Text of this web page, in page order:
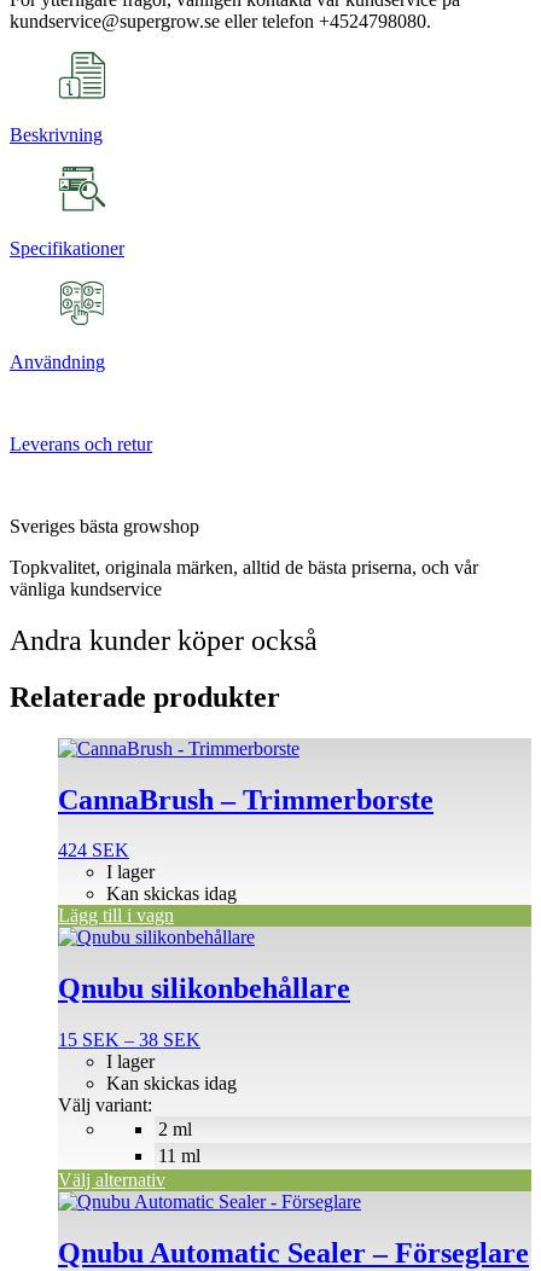
kundservice@supergrow.se eller telefon +4524798080.
Beskrivning
Specifikationer
Användning
Leverans och retur
Sveriges bästa growshop
Topkvalitet, originala märken, alltid de bästa priserna, och vår
vänliga kundservice
Andra kunder köper också
Relaterade produkter
CannaBrush – Trimmerborste
424 SEK
I lager
Kan skickas idag
Lägg till i vagn
Qnubu silikonbehållare
15 SEK – 38 SEK
till
2 ml
11 ml
I lager
Kan skickas idag
Välj variant:
Välj alternativ
Den
produkten
har
varianter.
olika
alternativen
på
produktsidan
Qnubu Automatic Sealer – Förseglare